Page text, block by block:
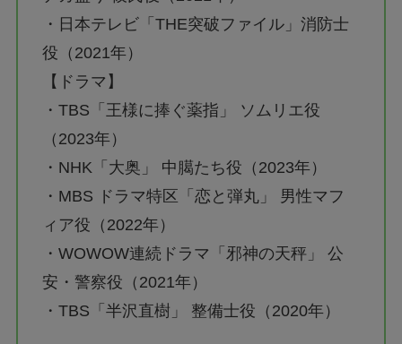
・日本テレビ「THE突破ファイル」消防士
役（2021年）
【ドラマ】
・TBS「王様に捧ぐ薬指」 ソムリエ役
（2023年）
・NHK「大奥」 中臈たち役（2023年）
・MBS ドラマ特区「恋と弾丸」 男性マフ
ィア役（2022年）
・WOWOW連続ドラマ「邪神の天秤」 公
安・警察役（2021年）
・TBS「半沢直樹」 整備士役（2020年）